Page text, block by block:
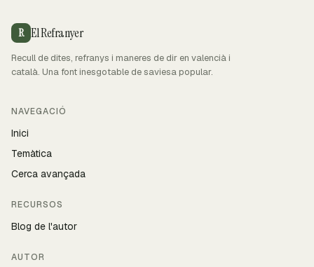
R El Refranyer
Recull de dites, refranys i maneres de dir en valencià i
català. Una font inesgotable de saviesa popular.
NAVEGACIÓ
Inici
Temàtica
Cerca avançada
RECURSOS
Blog de l'autor
AUTOR